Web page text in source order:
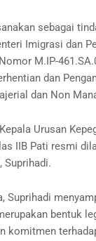
sebagai
Imigrasi dan
M.IP-
dan
dan Non
Urusan
IIB Pati resmi
Suprihadi.
Suprihadi
bentuk
komitmen